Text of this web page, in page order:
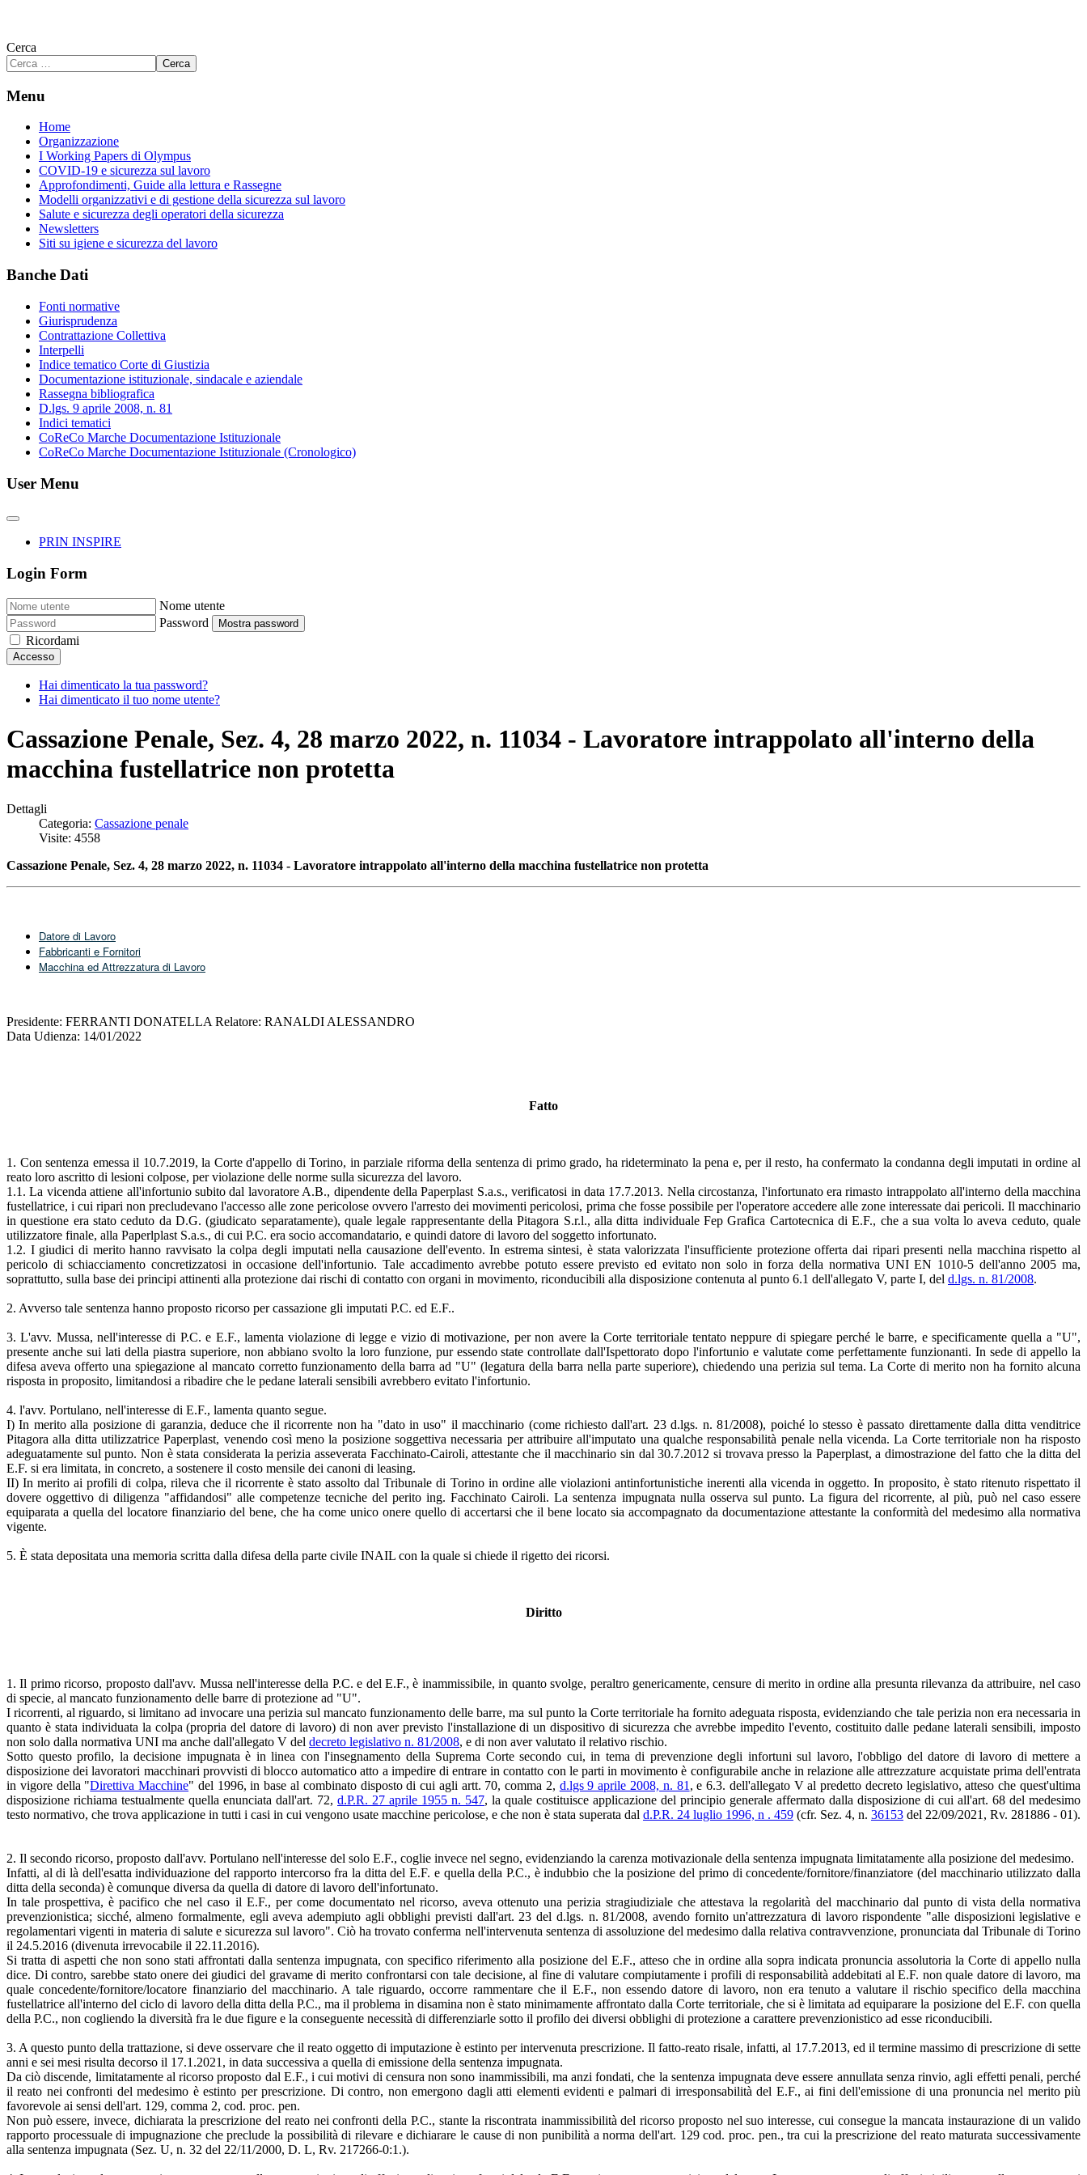
Cerca
Cerca
Menu
Home
Organizzazione
I Working Papers di Olympus
COVID-19 e sicurezza sul lavoro
Approfondimenti, Guide alla lettura e Rassegne
Modelli organizzativi e di gestione della sicurezza sul lavoro
Salute e sicurezza degli operatori della sicurezza
Newsletters
Siti su igiene e sicurezza del lavoro
Banche Dati
Fonti normative
Giurisprudenza
Contrattazione Collettiva
Interpelli
Indice tematico Corte di Giustizia
Documentazione istituzionale, sindacale e aziendale
Rassegna bibliografica
D.lgs. 9 aprile 2008, n. 81
Indici tematici
CoReCo Marche Documentazione Istituzionale
CoReCo Marche Documentazione Istituzionale (Cronologico)
User Menu
PRIN INSPIRE
Login Form
Nome utente
Password
Mostra password
Ricordami
Accesso
Hai dimenticato la tua password?
Hai dimenticato il tuo nome utente?
Cassazione Penale, Sez. 4, 28 marzo 2022, n. 11034 - Lavoratore intrappolato all'interno della
macchina fustellatrice non protetta
Dettagli
Categoria: Cassazione penale
Visite: 4558
Cassazione Penale, Sez. 4, 28 marzo 2022, n. 11034 - Lavoratore intrappolato all'interno della macchina fustellatrice non protetta
Datore di Lavoro
Fabbricanti e Fornitori
Macchina ed Attrezzatura di Lavoro
Presidente: FERRANTI DONATELLA Relatore: RANALDI ALESSANDRO
Data Udienza: 14/01/2022
Fatto
1. Con sentenza emessa il 10.7.2019, la Corte d'appello di Torino, in parziale riforma della sentenza di primo grado, ha rideterminato la pena e, per il resto, ha confermato la condanna degli imputati in ordine al
reato loro ascritto di lesioni colpose, per violazione delle norme sulla sicurezza del lavoro.
1.1. La vicenda attiene all'infortunio subito dal lavoratore A.B., dipendente della Paperplast S.a.s., verificatosi in data 17.7.2013. Nella circostanza, l'infortunato era rimasto intrappolato all'interno della macchina
fustellatrice, i cui ripari non precludevano l'accesso alle zone pericolose ovvero l'arresto dei movimenti pericolosi, prima che fosse possibile per l'operatore accedere alle zone interessate dai pericoli. Il macchinario
in questione era stato ceduto da D.G. (giudicato separatamente), quale legale rappresentante della Pitagora S.r.l., alla ditta individuale Fep Grafica Cartotecnica di E.F., che a sua volta lo aveva ceduto, quale
utilizzatore finale, alla Paperlplast S.a.s., di cui P.C. era socio accomandatario, e quindi datore di lavoro del soggetto infortunato.
1.2. I giudici di merito hanno ravvisato la colpa degli imputati nella causazione dell'evento. In estrema sintesi, è stata valorizzata l'insufficiente protezione offerta dai ripari presenti nella macchina rispetto al
pericolo di schiacciamento concretizzatosi in occasione dell'infortunio. Tale accadimento avrebbe potuto essere previsto ed evitato non solo in forza della normativa UNI EN 1010-5 dell'anno 2005 ma,
soprattutto, sulla base dei principi attinenti alla protezione dai rischi di contatto con organi in movimento, riconducibili alla disposizione contenuta al punto 6.1 dell'allegato V, parte I, del d.lgs. n. 81/2008.
2. Avverso tale sentenza hanno proposto ricorso per cassazione gli imputati P.C. ed E.F..
3. L'avv. Mussa, nell'interesse di P.C. e E.F., lamenta violazione di legge e vizio di motivazione, per non avere la Corte territoriale tentato neppure di spiegare perché le barre, e specificamente quella a "U",
presente anche sui lati della piastra superiore, non abbiano svolto la loro funzione, pur essendo state controllate dall'Ispettorato dopo l'infortunio e valutate come perfettamente funzionanti. In sede di appello la
difesa aveva offerto una spiegazione al mancato corretto funzionamento della barra ad "U" (legatura della barra nella parte superiore), chiedendo una perizia sul tema. La Corte di merito non ha fornito alcuna
risposta in proposito, limitandosi a ribadire che le pedane laterali sensibili avrebbero evitato l'infortunio.
4. l'avv. Portulano, nell'interesse di E.F., lamenta quanto segue.
I) In merito alla posizione di garanzia, deduce che il ricorrente non ha "dato in uso" il macchinario (come richiesto dall'art. 23 d.lgs. n. 81/2008), poiché lo stesso è passato direttamente dalla ditta venditrice
Pitagora alla ditta utilizzatrice Paperplast, venendo così meno la posizione soggettiva necessaria per attribuire all'imputato una qualche responsabilità penale nella vicenda. La Corte territoriale non ha risposto
adeguatamente sul punto. Non è stata considerata la perizia asseverata Facchinato-Cairoli, attestante che il macchinario sin dal 30.7.2012 si trovava presso la Paperplast, a dimostrazione del fatto che la ditta del
E.F. si era limitata, in concreto, a sostenere il costo mensile dei canoni di leasing.
II) In merito ai profili di colpa, rileva che il ricorrente è stato assolto dal Tribunale di Torino in ordine alle violazioni antinfortunistiche inerenti alla vicenda in oggetto. In proposito, è stato ritenuto rispettato il
dovere oggettivo di diligenza "affidandosi" alle competenze tecniche del perito ing. Facchinato Cairoli. La sentenza impugnata nulla osserva sul punto. La figura del ricorrente, al più, può nel caso essere
equiparata a quella del locatore finanziario del bene, che ha come unico onere quello di accertarsi che il bene locato sia accompagnato da documentazione attestante la conformità del medesimo alla normativa
vigente.
5. È stata depositata una memoria scritta dalla difesa della parte civile INAIL con la quale si chiede il rigetto dei ricorsi.
Diritto
1. Il primo ricorso, proposto dall'avv. Mussa nell'interesse della P.C. e del E.F., è inammissibile, in quanto svolge, peraltro genericamente, censure di merito in ordine alla presunta rilevanza da attribuire, nel caso
di specie, al mancato funzionamento delle barre di protezione ad "U".
I ricorrenti, al riguardo, si limitano ad invocare una perizia sul mancato funzionamento delle barre, ma sul punto la Corte territoriale ha fornito adeguata risposta, evidenziando che tale perizia non era necessaria in
quanto è stata individuata la colpa (propria del datore di lavoro) di non aver previsto l'installazione di un dispositivo di sicurezza che avrebbe impedito l'evento, costituito dalle pedane laterali sensibili, imposto
non solo dalla normativa UNI ma anche dall'allegato V del decreto legislativo n. 81/2008, e di non aver valutato il relativo rischio.
Sotto questo profilo, la decisione impugnata è in linea con l'insegnamento della Suprema Corte secondo cui, in tema di prevenzione degli infortuni sul lavoro, l'obbligo del datore di lavoro di mettere a
disposizione dei lavoratori macchinari provvisti di blocco automatico atto a impedire di entrare in contatto con le parti in movimento è configurabile anche in relazione alle attrezzature acquistate prima dell'entrata
in vigore della "Direttiva Macchine" del 1996, in base al combinato disposto di cui agli artt. 70, comma 2, d.lgs 9 aprile 2008, n. 81 , e 6.3. dell'allegato V al predetto decreto legislativo, atteso che quest'ultima
disposizione richiama testualmente quella enunciata dall'art. 72, d.P.R. 27 aprile 1955 n. 547, la quale costituisce applicazione del principio generale affermato dalla disposizione di cui all'art. 68 del medesimo
testo normativo, che trova applicazione in tutti i casi in cui vengono usate macchine pericolose, e che non è stata superata dal d.P.R. 24 luglio 1996, n . 459 (cfr. Sez. 4, n. 36153 del 22/09/2021, Rv. 281886 - 01).
2. Il secondo ricorso, proposto dall'avv. Portulano nell'interesse del solo E.F., coglie invece nel segno, evidenziando la carenza motivazionale della sentenza impugnata limitatamente alla posizione del medesimo.
Infatti, al di là dell'esatta individuazione del rapporto intercorso fra la ditta del E.F. e quella della P.C., è indubbio che la posizione del primo di concedente/fornitore/finanziatore (del macchinario utilizzato dalla
ditta della seconda) è comunque diversa da quella di datore di lavoro dell'infortunato.
In tale prospettiva, è pacifico che nel caso il E.F., per come documentato nel ricorso, aveva ottenuto una perizia stragiudiziale che attestava la regolarità del macchinario dal punto di vista della normativa
prevenzionistica; sicché, almeno formalmente, egli aveva adempiuto agli obblighi previsti dall'art. 23 del d.lgs. n. 81/2008, avendo fornito un'attrezzatura di lavoro rispondente "alle disposizioni legislative e
regolamentari vigenti in materia di salute e sicurezza sul lavoro". Ciò ha trovato conferma nell'intervenuta sentenza di assoluzione del medesimo dalla relativa contravvenzione, pronunciata dal Tribunale di Torino
il 24.5.2016 (divenuta irrevocabile il 22.11.2016).
Si tratta di aspetti che non sono stati affrontati dalla sentenza impugnata, con specifico riferimento alla posizione del E.F., atteso che in ordine alla sopra indicata pronuncia assolutoria la Corte di appello nulla
dice. Di contro, sarebbe stato onere dei giudici del gravame di merito confrontarsi con tale decisione, al fine di valutare compiutamente i profili di responsabilità addebitati al E.F. non quale datore di lavoro, ma
quale concedente/fornitore/locatore finanziario del macchinario. A tale riguardo, occorre rammentare che il E.F., non essendo datore di lavoro, non era tenuto a valutare il rischio specifico della macchina
fustellatrice all'interno del ciclo di lavoro della ditta della P.C., ma il problema in disamina non è stato minimamente affrontato dalla Corte territoriale, che si è limitata ad equiparare la posizione del E.F. con quella
della P.C., non cogliendo la diversità fra le due figure e la conseguente necessità di differenziarle sotto il profilo dei diversi obblighi di protezione a carattere prevenzionistico ad esse riconducibili.
3. A questo punto della trattazione, si deve osservare che il reato oggetto di imputazione è estinto per intervenuta prescrizione. Il fatto-reato risale, infatti, al 17.7.2013, ed il termine massimo di prescrizione di sette
anni e sei mesi risulta decorso il 17.1.2021, in data successiva a quella di emissione della sentenza impugnata.
Da ciò discende, limitatamente al ricorso proposto dal E.F., i cui motivi di censura non sono inammissibili, ma anzi fondati, che la sentenza impugnata deve essere annullata senza rinvio, agli effetti penali, perché
il reato nei confronti del medesimo è estinto per prescrizione. Di contro, non emergono dagli atti elementi evidenti e palmari di irresponsabilità del E.F., ai fini dell'emissione di una pronuncia nel merito più
favorevole ai sensi dell'art. 129, comma 2, cod. proc. pen.
Non può essere, invece, dichiarata la prescrizione del reato nei confronti della P.C., stante la riscontrata inammissibilità del ricorso proposto nel suo interesse, cui consegue la mancata instaurazione di un valido
rapporto processuale di impugnazione che preclude la possibilità di rilevare e dichiarare le cause di non punibilità a norma dell'art. 129 cod. proc. pen., tra cui la prescrizione del reato maturata successivamente
alla sentenza impugnata (Sez. U, n. 32 del 22/11/2000, D. L, Rv. 217266-0:1.).